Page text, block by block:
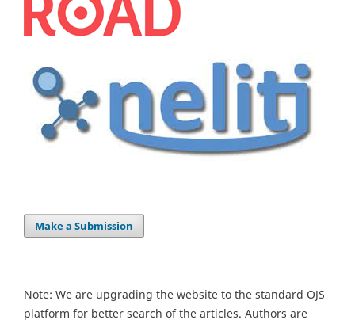
Make a Submission
Note: We are upgrading the website to the standard OJS
platform for better search of the articles. Authors are